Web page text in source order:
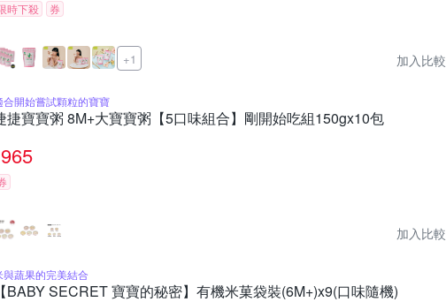
時下殺 券
+1 加入比較
合開始嘗試顆粒的寶寶
捷寶寶粥 8M+大寶寶粥【5口味組合】剛開始吃組150gx10包
965
加入比較
與蔬果的完美結合
BABY SECRET 寶寶的秘密】有機米菓袋裝(6M+)x9(口味隨機)